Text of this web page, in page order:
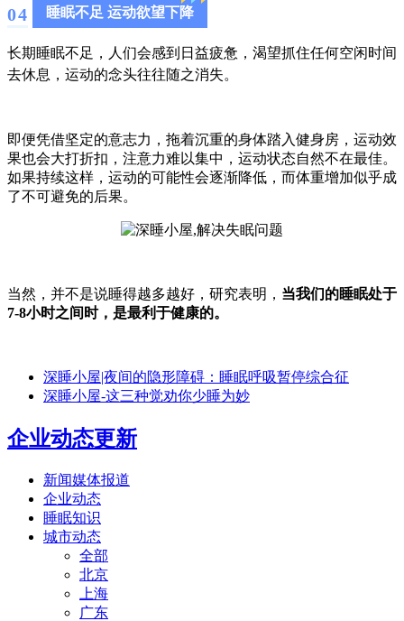
04 睡眠不足 运动欲望下降
长期睡眠不足，人们会感到日益疲惫，渴望抓住任何空闲时间
去休息，运动的念头往往随之消失。
即便凭借坚定的意志力，拖着沉重的身体踏入健身房，运动效
果也会大打折扣，注意力难以集中，运动状态自然不在最佳。
如果持续这样，运动的可能性会逐渐降低，而体重增加似乎成
了不可避免的后果。
当然，并不是说睡得越多越好，研究表明， 当我们的睡眠处于
7-8小时之间时，是最利于健康的。
深睡小屋|夜间的隐形障碍：睡眠呼吸暂停综合征
深睡小屋-这三种觉劝你少睡为妙
企业动态更新
新闻媒体报道
企业动态
睡眠知识
城市动态
全部
北京
上海
广东